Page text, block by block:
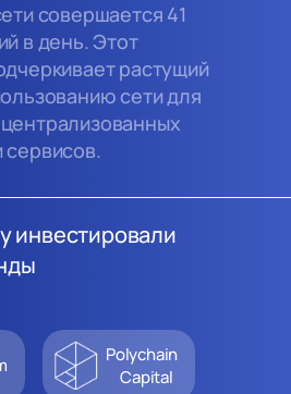
совершается 41
в день. Этот
растущий
сети для
инвестировали
Polychain
Capital